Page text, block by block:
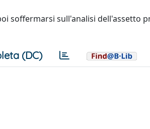
soffermarsi sull'analisi dell'assetto
(DC)